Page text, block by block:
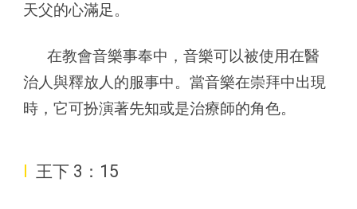
天父的心滿足。
在教會音樂事奉中，音樂可以被使用在醫
治人與釋放人的服事中。當音樂在崇拜中出現
時，它可扮演著先知或是治療師的角色。
I王下 3：15